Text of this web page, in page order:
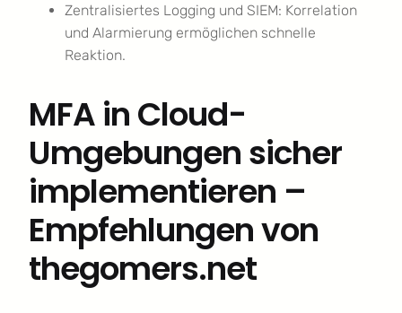
Zentralisiertes Logging und SIEM: Korrelation
und Alarmierung ermöglichen schnelle
Reaktion.
MFA in Cloud-
Umgebungen sicher
implementieren –
Empfehlungen von
thegomers.net